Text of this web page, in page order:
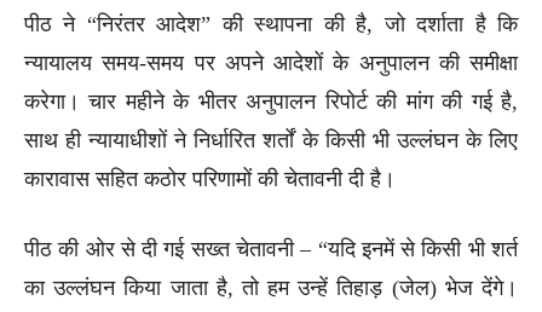
पीठ ने “निरंतर आदेश” की स्थापना की है, जो दर्शाता है कि
न्यायालय समय-समय पर अपने आदेशों के अनुपालन की समीक्षा
करेगा। चार महीने के भीतर अनुपालन रिपोर्ट की मांग की गई है,
साथ ही न्यायाधीशों ने निर्धारित शर्तों के किसी भी उल्लंघन के लिए
कारावास सहित कठोर परिणामों की चेतावनी दी है।
पीठ की ओर से दी गई सख्त चेतावनी – “यदि इनमें से किसी भी शर्त
का उल्लंघन किया जाता है, तो हम उन्हें तिहाड़ (जेल) भेज देंगे।